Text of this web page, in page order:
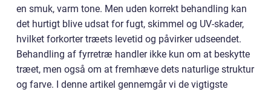
en smuk, varm tone. Men uden korrekt behandling kan
det hurtigt blive udsat for fugt, skimmel og UV-skader,
hvilket forkorter træets levetid og påvirker udseendet.
Behandling af fyrretræ handler ikke kun om at beskytte
træet, men også om at fremhæve dets naturlige struktur
og farve. I denne artikel gennemgår vi de vigtigste